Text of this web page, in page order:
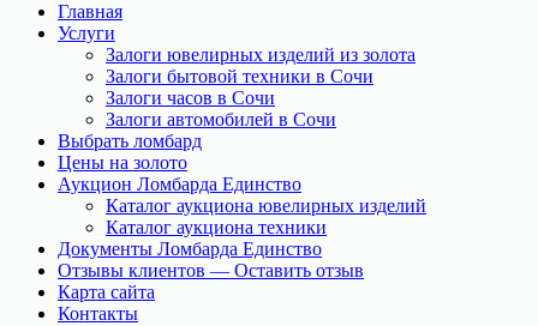
Главная
Услуги
Залоги ювелирных изделий из золота
Залоги бытовой техники в Сочи
Залоги часов в Сочи
Залоги автомобилей в Сочи
Выбрать ломбард
Цены на золото
Аукцион Ломбарда Единство
Каталог аукциона ювелирных изделий
Каталог аукциона техники
Документы Ломбарда Единство
Отзывы клиентов — Оставить отзыв
Карта сайта
Контакты